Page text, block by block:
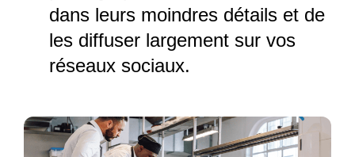
dans leurs moindres détails et de
les diffuser largement sur vos
réseaux sociaux.